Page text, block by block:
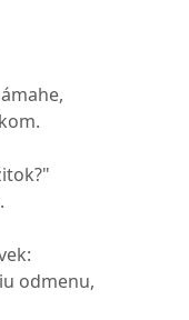
odmenu,